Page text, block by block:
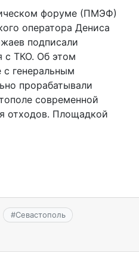
форуме (ПМЭФ)
оператора Дениса
подписали
с ТКО. Об этом
генеральным
прорабатывали
современной
отходов. Площадкой
#Севастополь